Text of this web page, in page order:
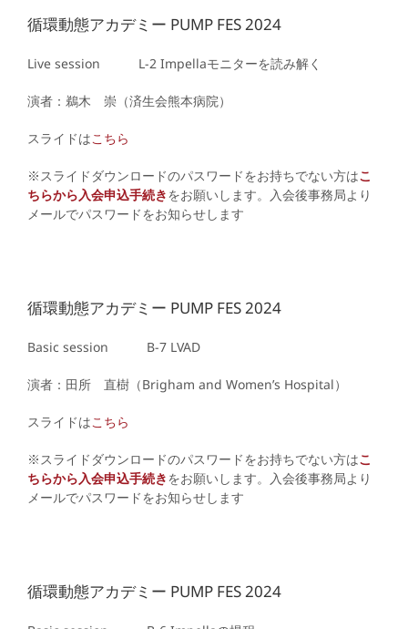
循環動態アカデミー PUMP FES 2024
Live session L-2 Impellaモニターを読み解く
演者：鵜木 崇（済生会熊本病院）
スライドはこちら
※スライドダウンロードのパスワードをお持ちでない方はこ
ちらから入会申込手続きをお願いします。入会後事務局より
メールでパスワードをお知らせします
循環動態アカデミー PUMP FES 2024
Basic session B-7 LVAD
演者：田所 直樹（Brigham and Women’s Hospital）
スライドはこちら
※スライドダウンロードのパスワードをお持ちでない方はこ
ちらから入会申込手続きをお願いします。入会後事務局より
メールでパスワードをお知らせします
循環動態アカデミー PUMP FES 2024